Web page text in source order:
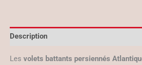
Description
Les volets battants persiennés